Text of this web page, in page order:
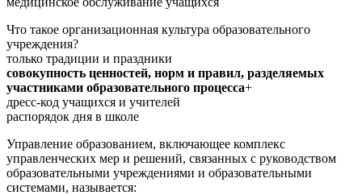
Что такое организационная культура образовательного
учреждения?
только традиции и праздники
совокупность ценностей, норм и правил, разделяемых
участниками образовательного процесса+
дресс-код учащихся и учителей
распорядок дня в школе
Управление образованием, включающее комплекс
управленческих мер и решений, связанных с руководством
образовательными учреждениями и образовательными
системами, называется: